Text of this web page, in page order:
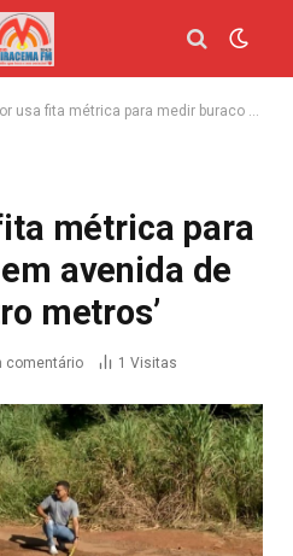
fita métrica para medir buraco em avenida de Palmas: ‘Quatro metros’
métrica para
avenida de
metros’
comentário 1 Visitas